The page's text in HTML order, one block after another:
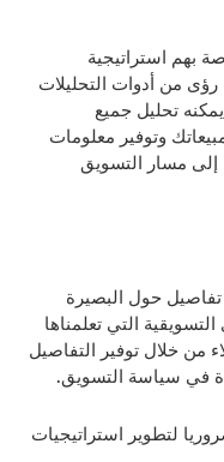
بهم استراتيجية
من أدوات التحليلات
تحليل جميع
وتوفير معلومات
إلى مسار التسويق
تفاصيل حول البصيرة
التي تعلمناها
من خلال توفير التفاصيل
في سياسة التسويق.
لتطوير استراتيجيات